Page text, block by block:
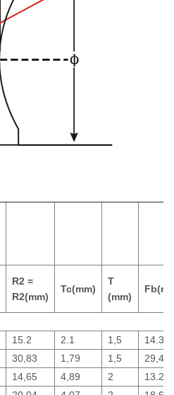
R2 =
R2(mm)
Tc(mm)
T
(mm)
15.2 2.1 1,5
14.3
30,83 1,79 1,5
29,42
14,65 4,89 2
13.27